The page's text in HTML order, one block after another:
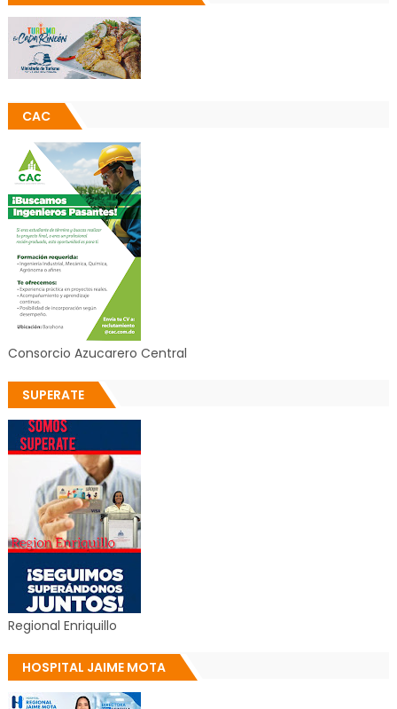
CAC
Consorcio Azucarero Central
SUPERATE
Regional Enriquillo
HOSPITAL JAIME MOTA